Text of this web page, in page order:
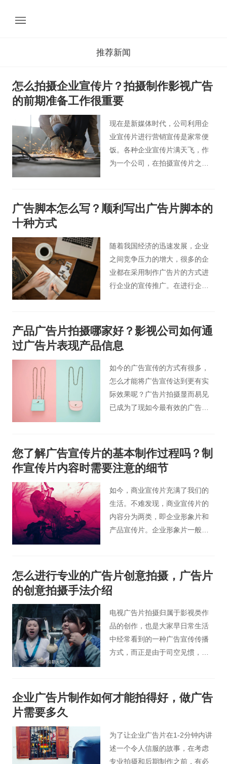
推荐新闻
怎么拍摄企业宣传片？拍摄制作影视广告
的前期准备工作很重要
现在是新媒体时代，公司利用企
业宣传片进行营销宣传是家常便
饭。各种企业宣传片满天飞，作
为一个公司，在拍摄宣传片之前
拍好企业广告宣传片。
广告脚本怎么写？顺利写出广告片脚本的
十种方式
随着我国经济的迅速发展，企业
之间竞争压力的增大，很多的企
业都在采用制作广告片的方式进
行企业的宣传推广。在进行企业
键。
产品广告片拍摄哪家好？影视公司如何通
过广告片表现产品信息
如今的广告宣传的方式有很多，
怎么才能将广告宣传达到更有实
际效果呢？广告片拍摄显而易见
已成为了现如今最有效的广告形
动她们的心态，使其产生购买冲
动。那么优秀的产品广告片拍摄
如何突显商品信息呢？下边北京
桃花谷广告片小编就为大家分析
一下广告片拍摄如何突显商品信
息。
您了解广告宣传片的基本制作过程吗？制
作宣传片内容时需要注意的细节
如今，商业宣传片充满了我们的
生活。不难发现，商业宣传片的
内容分为两类，即企业形象片和
产品宣传片。企业形象片一般是
点、制作工艺、使用方法等来获
得消费者的信任，让用户对产品
有更深入的了解。这些商业宣传
片的主要用途包括招商引资、产
品销售、展览活动和推广场所、
项目洽谈等。今天北京桃花谷宣
传片小编告诉您在为企业拍摄宣
怎么进行专业的广告片创意拍摄，广告片
的创意拍摄手法介绍
电视广告片拍摄归属于影视类作
品的创作，也是大家早日常生活
中经常看到的一种广告宣传传播
方式，而正是由于司空见惯，受
企业广告片制作如何才能拍得好，做广告
片需要多久
为了让企业广告片在1-2分钟内讲
述一个令人信服的故事，在考虑
专业拍摄和后期制作之前，有必